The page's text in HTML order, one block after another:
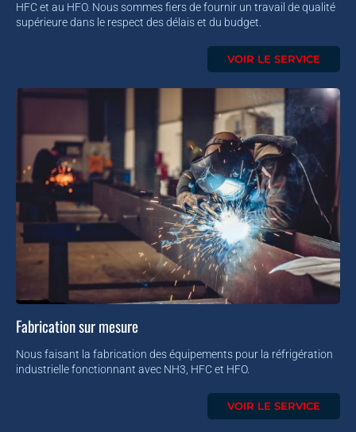
HFC et au HFO. Nous sommes fiers de fournir un travail de qualité
supérieure dans le respect des délais et du budget.
VOIR LE SERVICE
Fabrication sur mesure
Nous faisant la fabrication des équipements pour la réfrigération
industrielle fonctionnant avec NH3, HFC et HFO.
VOIR LE SERVICE